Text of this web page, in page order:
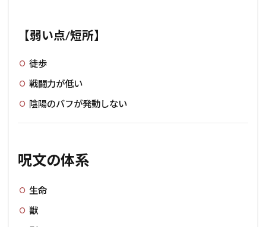
【弱い点/短所】
徒歩
戦闘力が低い
陰陽のバフが発動しない
呪文の体系
生命
獣